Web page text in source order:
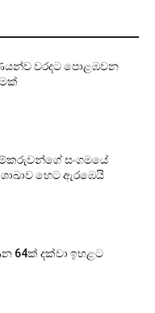
වරදට පොළඹවන
සංගමයේ
හෙට ඇරඹෙයි
64ක් දක්වා ඉහළට